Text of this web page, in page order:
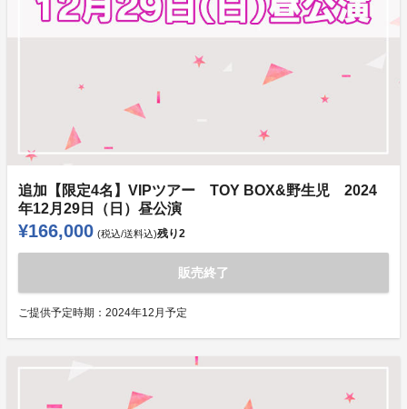
追加【限定4名】VIPツアー TOY BOX&野生児 2024
年12月29日（日）昼公演
¥166,000 (税込/送料込)残り2
販売終了
ご提供予定時期： 2024年12月予定